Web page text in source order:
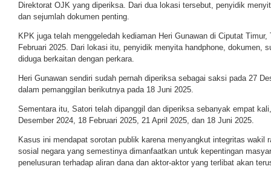
Direktorat OJK yang diperiksa. Dari dua lokasi tersebut, penyidik
dan sejumlah dokumen penting.
KPK juga telah menggeledah kediaman Heri Gunawan di Ciputat Timur,
Februari 2025. Dari lokasi itu, penyidik menyita handphone, dokumen,
diduga berkaitan dengan perkara.
Heri Gunawan sendiri sudah pernah diperiksa sebagai saksi pada 27
dalam pemanggilan berikutnya pada 18 Juni 2025.
Sementara itu, Satori telah dipanggil dan diperiksa sebanyak empat
Desember 2024, 18 Februari 2025, 21 April 2025, dan 18 Juni 2025.
Kasus ini mendapat sorotan publik karena menyangkut integritas wakil
sosial negara yang semestinya dimanfaatkan untuk kepentingan
penelusuran terhadap aliran dana dan aktor-aktor yang terlibat akan